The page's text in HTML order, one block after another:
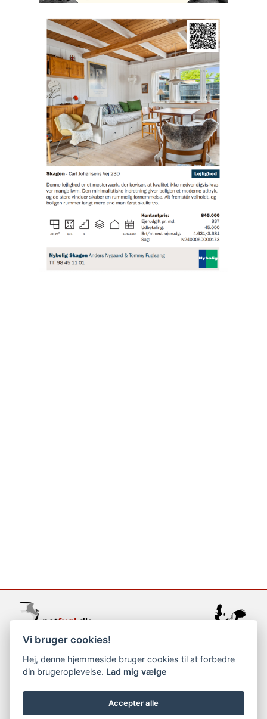
support@netfugl.dk
copyright © 2002-2023
Vi bruger cookies!
Hej, denne hjemmeside bruger cookies til at forbedre
din brugeroplevelse. Lad mig vælge
Accepter alle